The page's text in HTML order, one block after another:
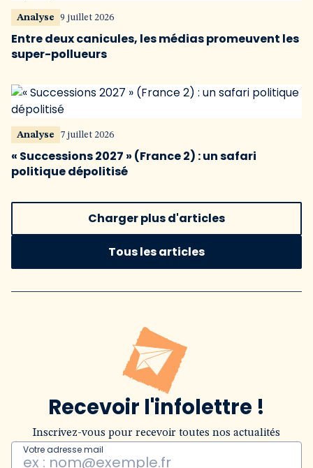
Analyse 9 juillet 2026
Entre deux canicules, les médias promeuvent les
super-pollueurs
Analyse 7 juillet 2026
« Successions 2027 » (France 2) : un safari
politique dépolitisé
Charger plus d'articles
Tous les articles
Recevoir l'infolettre !
Inscrivez-vous pour recevoir toutes nos actualités
Votre adresse mail